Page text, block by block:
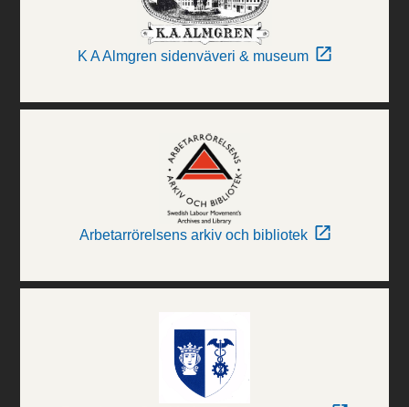
K A Almgren sidenväveri & museum
Arbetarrörelsens arkiv och bibliotek